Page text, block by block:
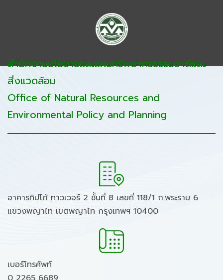
สำนักงานนโยบายและแผนทรัพยากรธรรมชาติและ
สิ่งแวดล้อม
Office of Natural Resources and
Environmental Policy and Planning
อาคารทิปโก้ ทาวเวอร์ 2 ชั้นที่ 8 เลขที่ 118/1 ถ.พระราม 6
แขวงพญาไท เขตพญาไท กรุงเทพฯ 10400
เบอร์โทรศัพท์